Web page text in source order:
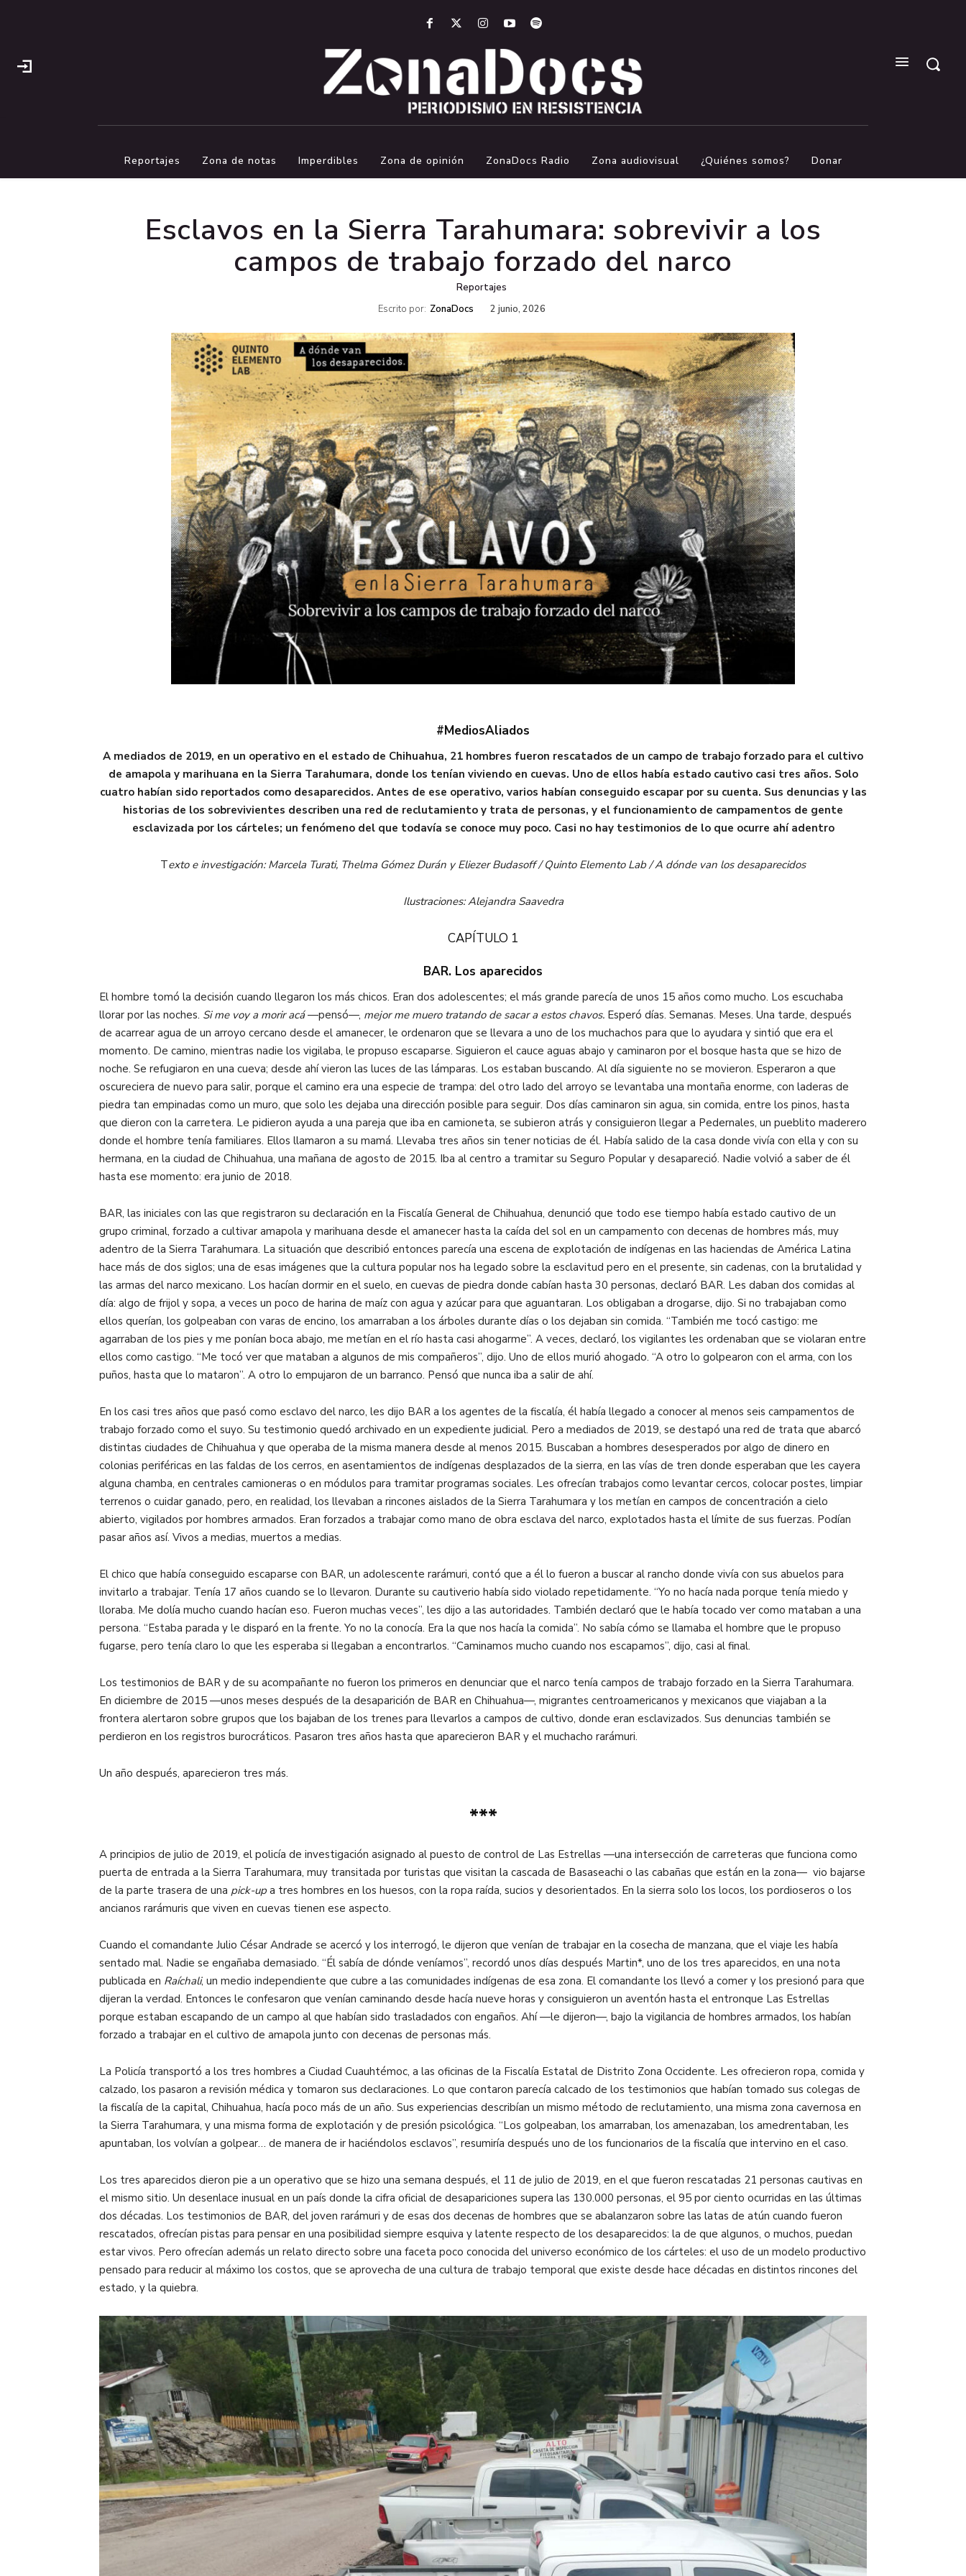
Reportajes Zona de notas Imperdibles Zona de opinión ZonaDocs Radio Zona audiovisual ¿Quiénes somos? Donar
Esclavos en la Sierra Tarahumara: sobrevivir a los
campos de trabajo forzado del narco
Reportajes
Escrito por: ZonaDocs 2 junio, 2026
#MediosAliados
A mediados de 2019, en un operativo en el estado de Chihuahua, 21 hombres fueron rescatados de un campo de trabajo forzado para el cultivo
de amapola y marihuana en la Sierra Tarahumara, donde los tenían viviendo en cuevas. Uno de ellos había estado cautivo casi tres años. Solo
cuatro habían sido reportados como desaparecidos. Antes de ese operativo, varios habían conseguido escapar por su cuenta. Sus denuncias y las
historias de los sobrevivientes describen una red de reclutamiento y trata de personas, y el funcionamiento de campamentos de gente
esclavizada por los cárteles; un fenómeno del que todavía se conoce muy poco. Casi no hay testimonios de lo que ocurre ahí adentro
Texto e investigación: Marcela Turati, Thelma Gómez Durán y Eliezer Budasoff / Quinto Elemento Lab / A dónde van los desaparecidos
Ilustraciones: Alejandra Saavedra
CAPÍTULO 1
BAR. Los aparecidos
El hombre tomó la decisión cuando llegaron los más chicos. Eran dos adolescentes; el más grande parecía de unos 15 años como mucho. Los escuchaba
llorar por las noches. Si me voy a morir acá—pensó—, mejor me muero tratando de sacar a estos chavos. Esperó días. Semanas. Meses. Una tarde, después
de acarrear agua de un arroyo cercano desde el amanecer, le ordenaron que se llevara a uno de los muchachos para que lo ayudara y sintió que era el
momento. De camino, mientras nadie los vigilaba, le propuso escaparse. Siguieron el cauce aguas abajo y caminaron por el bosque hasta que se hizo de
noche. Se refugiaron en una cueva; desde ahí vieron las luces de las lámparas. Los estaban buscando. Al día siguiente no se movieron. Esperaron a que
oscureciera de nuevo para salir, porque el camino era una especie de trampa: del otro lado del arroyo se levantaba una montaña enorme, con laderas de
piedra tan empinadas como un muro, que solo les dejaba una dirección posible para seguir. Dos días caminaron sin agua, sin comida, entre los pinos, hasta
que dieron con la carretera. Le pidieron ayuda a una pareja que iba en camioneta, se subieron atrás y consiguieron llegar a Pedernales, un pueblito maderero
donde el hombre tenía familiares. Ellos llamaron a su mamá. Llevaba tres años sin tener noticias de él. Había salido de la casa donde vivía con ella y con su
hermana, en la ciudad de Chihuahua, una mañana de agosto de 2015. Iba al centro a tramitar su Seguro Popular y desapareció. Nadie volvió a saber de él
hasta ese momento: era junio de 2018.
BAR, las iniciales con las que registraron su declaración en la Fiscalía General de Chihuahua, denunció que todo ese tiempo había estado cautivo de un
grupo criminal, forzado a cultivar amapola y marihuana desde el amanecer hasta la caída del sol en un campamento con decenas de hombres más, muy
adentro de la Sierra Tarahumara. La situación que describió entonces parecía una escena de explotación de indígenas en las haciendas de América Latina
hace más de dos siglos; una de esas imágenes que la cultura popular nos ha legado sobre la esclavitud pero en el presente, sin cadenas, con la brutalidad y
las armas del narco mexicano. Los hacían dormir en el suelo, en cuevas de piedra donde cabían hasta 30 personas, declaró BAR. Les daban dos comidas al
día: algo de frijol y sopa, a veces un poco de harina de maíz con agua y azúcar para que aguantaran. Los obligaban a drogarse, dijo. Si no trabajaban como
ellos querían, los golpeaban con varas de encino, los amarraban a los árboles durante días o los dejaban sin comida. “También me tocó castigo: me
agarraban de los pies y me ponían boca abajo, me metían en el río hasta casi ahogarme”. A veces, declaró, los vigilantes les ordenaban que se violaran entre
ellos como castigo. “Me tocó ver que mataban a algunos de mis compañeros”, dijo. Uno de ellos murió ahogado. “A otro lo golpearon con el arma, con los
puños, hasta que lo mataron”. A otro lo empujaron de un barranco. Pensó que nunca iba a salir de ahí.
En los casi tres años que pasó como esclavo del narco, les dijo BAR a los agentes de la fiscalía, él había llegado a conocer al menos seis campamentos de
trabajo forzado como el suyo. Su testimonio quedó archivado en un expediente judicial. Pero a mediados de 2019, se destapó una red de trata que abarcó
distintas ciudades de Chihuahua y que operaba de la misma manera desde al menos 2015. Buscaban a hombres desesperados por algo de dinero en
colonias periféricas en las faldas de los cerros, en asentamientos de indígenas desplazados de la sierra, en las vías de tren donde esperaban que les cayera
alguna chamba, en centrales camioneras o en módulos para tramitar programas sociales. Les ofrecían trabajos como levantar cercos, colocar postes, limpiar
terrenos o cuidar ganado, pero, en realidad, los llevaban a rincones aislados de la Sierra Tarahumara y los metían en campos de concentración a cielo
abierto, vigilados por hombres armados. Eran forzados a trabajar como mano de obra esclava del narco, explotados hasta el límite de sus fuerzas. Podían
pasar años así. Vivos a medias, muertos a medias.
El chico que había conseguido escaparse con BAR, un adolescente rarámuri, contó que a él lo fueron a buscar al rancho donde vivía con sus abuelos para
invitarlo a trabajar. Tenía 17 años cuando se lo llevaron. Durante su cautiverio había sido violado repetidamente. “Yo no hacía nada porque tenía miedo y
lloraba. Me dolía mucho cuando hacían eso. Fueron muchas veces”, les dijo a las autoridades. También declaró que le había tocado ver como mataban a una
persona. “Estaba parada y le disparó en la frente. Yo no la conocía. Era la que nos hacía la comida”. No sabía cómo se llamaba el hombre que le propuso
fugarse, pero tenía claro lo que les esperaba si llegaban a encontrarlos. “Caminamos mucho cuando nos escapamos”, dijo, casi al final.
Los testimonios de BAR y de su acompañante no fueron los primeros en denunciar que el narco tenía campos de trabajo forzado en la Sierra Tarahumara.
En diciembre de 2015 —unos meses después de la desaparición de BAR en Chihuahua—, migrantes centroamericanos y mexicanos que viajaban a la
frontera alertaron sobre grupos que los bajaban de los trenes para llevarlos a campos de cultivo, donde eran esclavizados. Sus denuncias también se
perdieron en los registros burocráticos. Pasaron tres años hasta que aparecieron BAR y el muchacho rarámuri.
Un año después, aparecieron tres más.
***
A principios de julio de 2019, el policía de investigación asignado al puesto de control de Las Estrellas —una intersección de carreteras que funciona como
puerta de entrada a la Sierra Tarahumara, muy transitada por turistas que visitan la cascada de Basaseachi o las cabañas que están en la zona— vio bajarse
de la parte trasera de una pick-up a tres hombres en los huesos, con la ropa raída, sucios y desorientados. En la sierra solo los locos, los pordioseros o los
ancianos rarámuris que viven en cuevas tienen ese aspecto.
Cuando el comandante Julio César Andrade se acercó y los interrogó, le dijeron que venían de trabajar en la cosecha de manzana, que el viaje les había
sentado mal. Nadie se engañaba demasiado. “Él sabía de dónde veníamos”, recordó unos días después Martin*, uno de los tres aparecidos, en una nota
publicada en Raíchali, un medio independiente que cubre a las comunidades indígenas de esa zona. El comandante los llevó a comer y los presionó para que
dijeran la verdad. Entonces le confesaron que venían caminando desde hacía nueve horas y consiguieron un aventón hasta el entronque Las Estrellas
porque estaban escapando de un campo al que habían sido trasladados con engaños. Ahí —le dijeron—, bajo la vigilancia de hombres armados, los habían
forzado a trabajar en el cultivo de amapola junto con decenas de personas más.
La Policía transportó a los tres hombres a Ciudad Cuauhtémoc, a las oficinas de la Fiscalía Estatal de Distrito Zona Occidente. Les ofrecieron ropa, comida y
calzado, los pasaron a revisión médica y tomaron sus declaraciones. Lo que contaron parecía calcado de los testimonios que habían tomado sus colegas de
la fiscalía de la capital, Chihuahua, hacía poco más de un año. Sus experiencias describían un mismo método de reclutamiento, una misma zona cavernosa en
la Sierra Tarahumara, y una misma forma de explotación y de presión psicológica. “Los golpeaban, los amarraban, los amenazaban, los amedrentaban, les
apuntaban, los volvían a golpear… de manera de ir haciéndolos esclavos”, resumiría después uno de los funcionarios de la fiscalía que intervino en el caso.
Los tres aparecidos dieron pie a un operativo que se hizo una semana después, el 11 de julio de 2019, en el que fueron rescatadas 21 personas cautivas en
el mismo sitio. Un desenlace inusual en un país donde la cifra oficial de desapariciones supera las 130.000 personas, el 95 por ciento ocurridas en las últimas
dos décadas. Los testimonios de BAR, del joven rarámuri y de esas dos decenas de hombres que se abalanzaron sobre las latas de atún cuando fueron
rescatados, ofrecían pistas para pensar en una posibilidad siempre esquiva y latente respecto de los desaparecidos: la de que algunos, o muchos, puedan
estar vivos. Pero ofrecían además un relato directo sobre una faceta poco conocida del universo económico de los cárteles: el uso de un modelo productivo
pensado para reducir al máximo los costos, que se aprovecha de una cultura de trabajo temporal que existe desde hace décadas en distintos rincones del
estado, y la quiebra.